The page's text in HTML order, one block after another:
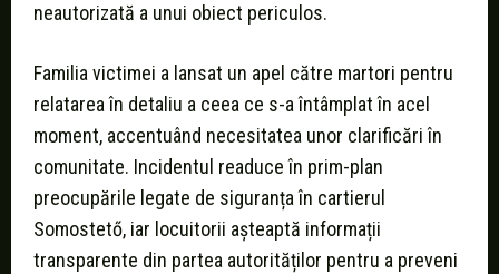
neautorizată a unui obiect periculos.
Familia victimei a lansat un apel către martori pentru
relatarea în detaliu a ceea ce s-a întâmplat în acel
moment, accentuând necesitatea unor clarificări în
comunitate. Incidentul readuce în prim-plan
preocupările legate de siguranța în cartierul
Somostető, iar locuitorii așteaptă informații
transparente din partea autorităților pentru a preveni